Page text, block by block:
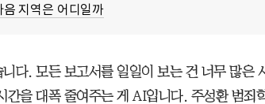
지역은 어디일까
다. 모든 보고서를 일일이 보는 건 너무 많은
간을 대폭 줄여주는 게 AI입니다. 주성환 범죄